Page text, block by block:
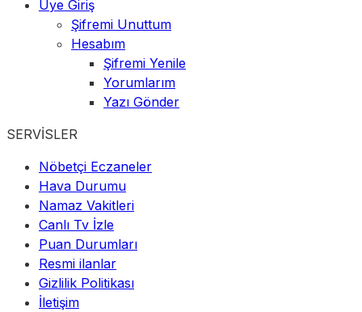
Üye Giriş
Şifremi Unuttum
Hesabım
Şifremi Yenile
Yorumlarım
Yazı Gönder
SERVİSLER
Nöbetçi Eczaneler
Hava Durumu
Namaz Vakitleri
Canlı Tv İzle
Puan Durumları
Resmi ilanlar
Gizlilik Politikası
İletişim